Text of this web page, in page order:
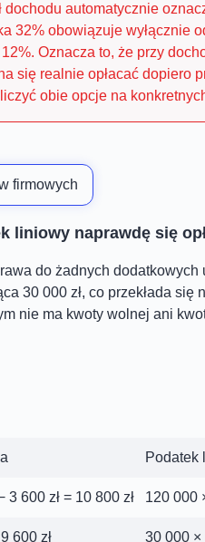
automatycznie
32% obowiązuje wyłącznie
Oznacza to, że przy
się realnie opłacać dopiero
obie opcje na
firmowych
liniowy naprawdę się
do żadnych
30 000 zł, co przekłada się
nie ma kwoty wolnej ani
Podatek
3 600 zł = 10 800 zł 120 000
600 zł 30 000 ×